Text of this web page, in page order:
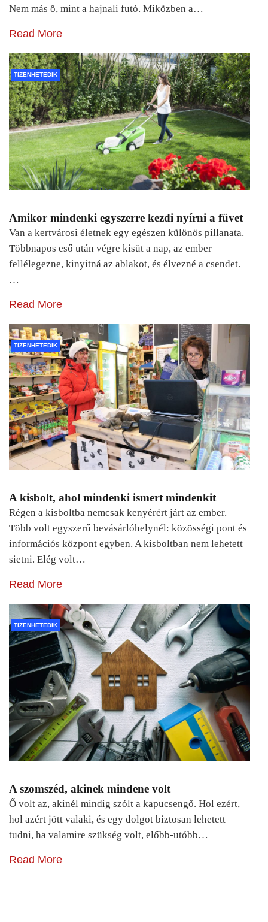
Nem más ő, mint a hajnali futó. Miközben a…
Read More
TIZENHETEDIK
Amikor mindenki egyszerre kezdi nyírni a füvet
Van a kertvárosi életnek egy egészen különös pillanata.
Többnapos eső után végre kisüt a nap, az ember
fellélegezne, kinyitná az ablakot, és élvezné a csendet.
…
Read More
TIZENHETEDIK
A kisbolt, ahol mindenki ismert mindenkit
Régen a kisboltba nemcsak kenyérért járt az ember.
Több volt egyszerű bevásárlóhelynél: közösségi pont és
információs központ egyben. A kisboltban nem lehetett
sietni. Elég volt…
Read More
TIZENHETEDIK
A szomszéd, akinek mindene volt
Ő volt az, akinél mindig szólt a kapucsengő. Hol ezért,
hol azért jött valaki, és egy dolgot biztosan lehetett
tudni, ha valamire szükség volt, előbb-utóbb…
Read More